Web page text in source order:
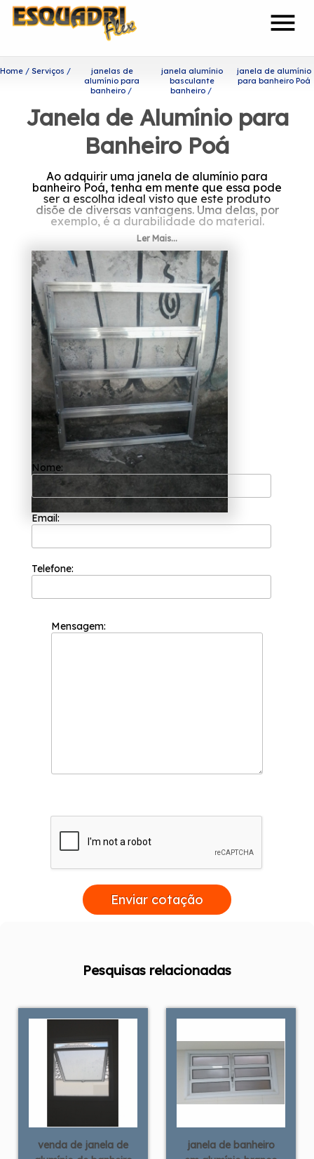
menu
Home Serviços
janelas de
alumínio para
banheiro
janela alumínio
basculante
banheiro
janela de alumínio
para banheiro Poá
Janela de Alumínio para
Banheiro Poá
Ao adquirir uma janela de alumínio para
banheiro Poá, tenha em mente que essa pode
ser a escolha ideal visto que este produto
disõe de diversas vantagens. Uma delas, por
exemplo, é a durabilidade do material.
Descubra mais sobre janela
de alumínio para banheiro
Poá
A Esquadriflex é capaz de garantir o melhor
custo benefício para seus clientes porque ela
procura trabalhar sempre com a máxima
eficiência e qualidade em seus serviços para
que a satisfação de seus clientes seja
atingida. Desde a sua fundação em 2002, a
equipe competente de profissionais tem a sua
organização focada nos resultados positivos
e na segurança.
Optou por janela de alumínio para banheiro
Poá? A Esquadriflex, oferece a melhor
solução de esquadrias, a instituição
disponibiliza serviços como Janela Alumínio 2
Folha, Janela Cozinha Lavanderia, entre
outros. Trabalhando com produtos e serviços
de excelência, como: Fundada em 2002, a
Esquadriflex é uma das empresas mais bem
cotadas do segmento de esquadrias., a
Esquadriflex é pioneira no segmento de
informações!
Ler Mais...
Nome:
Email:
Telefone:
Mensagem:
Enviar cotação
Pesquisas relacionadas
venda de janela de
janela de banheiro